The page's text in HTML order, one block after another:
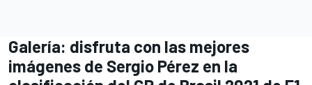
Galería: disfruta con las mejores
imágenes de Sergio Pérez en la